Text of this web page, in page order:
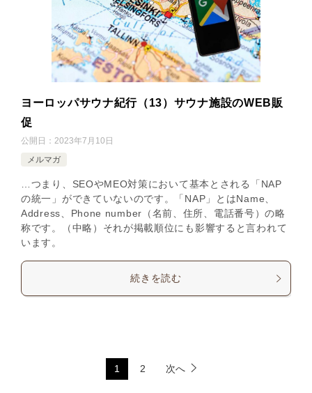
ヨーロッパサウナ紀行（13）サウナ施設のWEB販
促
公開日： 2023年7月10日
メルマガ
…つまり、SEOやMEO対策において基本とされる「NAP
の統一」ができていないのです。「NAP」とはName、
Address、Phone number（名前、住所、電話番号）の略
称です。（中略）それが掲載順位にも影響すると言われて
います。
続きを読む
1 2 次へ